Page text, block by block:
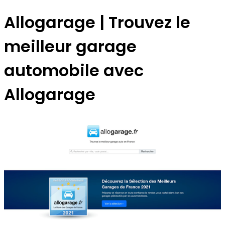
Allogarage | Trouvez le
meilleur garage
automobile avec
Allogarage